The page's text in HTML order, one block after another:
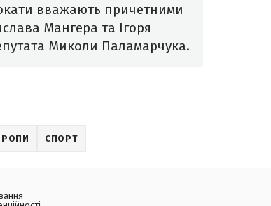
вважають причетними
Мангера та Ігоря
Миколи Паламарчука.
СПОРТ